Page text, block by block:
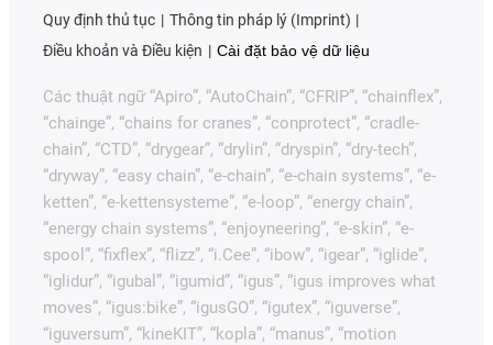
Quy định thủ tục
Thông tin pháp lý (Imprint)
Điều khoản và Điều kiện
Cài đặt bảo vệ dữ liệu
Các thuật ngữ “Apiro”, “AutoChain”, “CFRIP”, “chainflex”,
“chainge”, “chains for cranes”, “conprotect”, “cradle-
chain”, “CTD”, “drygear”, “drylin”, “dryspin”, “dry-tech”,
“dryway”, “easy chain”, “e-chain”, “e-chain systems”, “e-
ketten”, “e-kettensysteme”, “e-loop”, “energy chain”,
“energy chain systems”, “enjoyneering”, “e-skin”, “e-
spool”, “fixflex”, “flizz”, “i.Cee”, “ibow”, “igear”, “iglide”,
“iglidur”, “igubal”, “igumid”, “igus”, “igus improves what
moves”, “igus:bike”, “igusGO”, “igutex”, “iguverse”,
“iguversum”, “kineKIT”, “kopla”, “manus”, “motion